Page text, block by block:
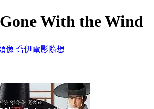
With the Wind
喬伊電影隨想